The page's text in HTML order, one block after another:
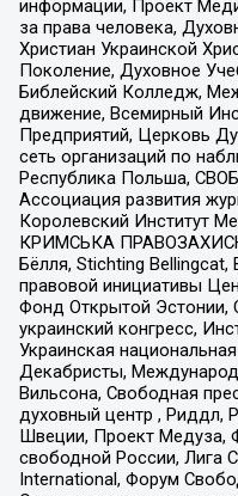
информации, Проект
за права человека,
Христиан Украинской
Поколение, Духовное
Библейский Колледж,
движение, Всемирный
Предприятий, Церковь
сеть организаций по
Республика Польша,
Ассоциация развития
Королевский Институт
КРИМСЬКА
Бёлля, Stichting Bellingcat,
правовой инициативы
Фонд Открытой Эстонии,
украинский конгресс,
Украинская
Декабристы,
Вильсона, Свободная
духовный центр , Риддл,
Швеции, Проект Медуза,
свободной России, Лига
International, Форум